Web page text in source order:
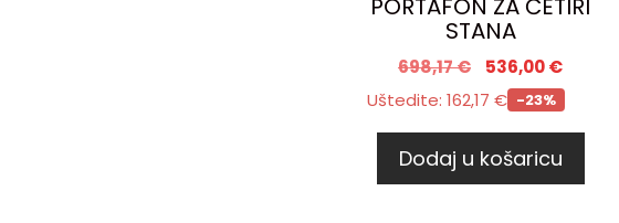
PORTAFON ZA ČETIRI
STANA
698,17€ 536,00€
Uštedite: 162,17 € -23%
Dodaj u košaricu